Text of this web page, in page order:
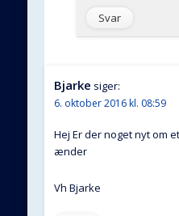
Svar
Bjarke siger:
6. oktober 2016 kl. 08:59
Hej Er der noget nyt om
ænder
Vh Bjarke